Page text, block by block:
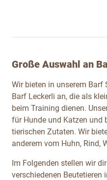
Große Auswahl an
Wir bieten in unserem Barf
Barf Leckerli an, die als
beim Training dienen.
für Hunde und Katzen und
tierischen Zutaten. Wir
anderem vom Huhn, Rind,
Im Folgenden stellen wir
verschiedenen Beutetieren